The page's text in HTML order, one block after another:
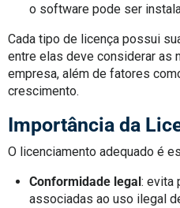
o software pode ser
Cada tipo de licença possui
entre elas deve considerar
empresa, além de fatores
crescimento.
Importância da
O licenciamento adequado é
Conformidade legal: evita
associadas ao uso ilegal